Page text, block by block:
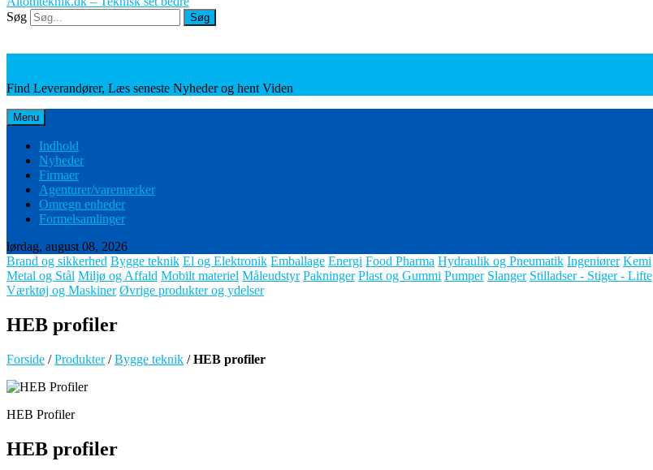
Søg
Søg
Find Leverandører, Læs seneste Nyheder og hent Viden
Menu
Indhold
Nyheder
Firmaer
Agenturer/varemærker
Omregn enheder
Formelsamlinger
lørdag, august 08, 2026
Brand og sikkerhed Bygge teknik El og Elektronik Emballage Energi Food Pharma Hydraulik og Pneumatik Ingeniører Kemi
Metal og Stål Miljø og Affald Mobilt materiel Måleudstyr Pakninger Plast og Gummi Pumper Slanger Stilladser - Stiger - Lifte
Værktøj og Maskiner Øvrige produkter og ydelser
HEB profiler
Forside /Produkter/Bygge teknik /HEB profiler
HEB Profiler
HEB profiler